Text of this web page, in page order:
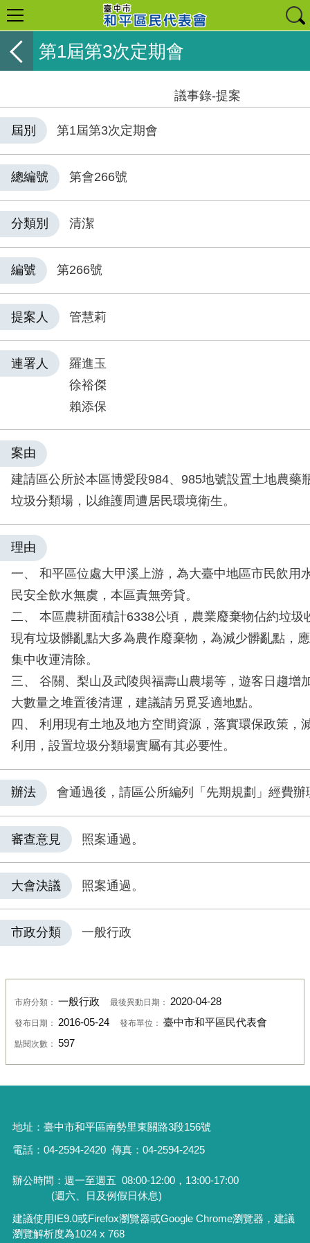
第1屆第3次定期會
議事錄-提案
屆別 第1屆第3次定期會
總編號 第會266號
分類別 清潔
編號 第266號
提案人 管慧莉
連署人
羅進玉
徐裕傑
賴添保
案由
建請區公所於本區博愛段984、985地號設置土地農藥
垃圾分類場，以維護周遭居民環境衛生。
理由
一、 和平區位處大甲溪上游，為大臺中地區市民飲用
民安全飲水無虞，本區責無旁貸。
二、 本區農耕面積計6338公頃，農業廢棄物佔約垃圾
現有垃圾髒亂點大多為農作廢棄物，為減少髒亂點，
集中收運清除。
三、 谷關、梨山及武陵與福壽山農場等，遊客日趨增
大數量之堆置後清運，建議請另覓妥適地點。
四、 利用現有土地及地方空間資源，落實環保政策，
利用，設置垃圾分類場實屬有其必要性。
辦法 會通過後，請區公所編列「先期規劃」經費辦
審查意見 照案通過。
大會決議 照案通過。
市政分類 一般行政
市府分類： 一般行政 最後異動日期： 2020-04-28
發布日期： 2016-05-24 發布單位： 臺中市和平區民代表會
點閱次數： 597
地址： 臺中市和平區南勢里東關路3段156號
電話：04-2594-2420 傳真：04-2594-2425
辦公時間：週一至週五 08:00-12:00，13:00-17:00
(週六、日及例假日休息)
建議使用IE9.0或Firefox瀏覽器或Google Chrome瀏覽器，建議
瀏覽解析度為1024 x 768